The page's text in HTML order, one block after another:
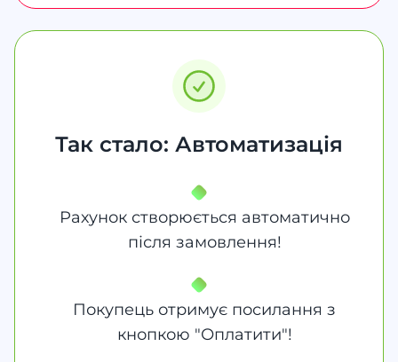
Так стало: Автоматизація
Рахунок створюється автоматично
після замовлення!
Покупець отримує посилання з
кнопкою "Оплатити"!